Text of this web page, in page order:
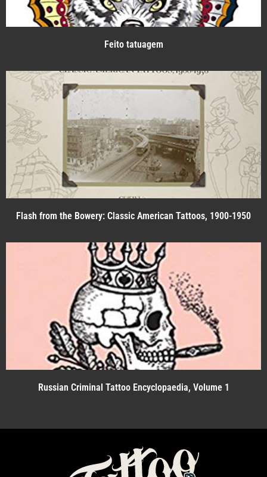
Feito tatuagem
Flash from the Bowery: Classic American Tattoos, 1900-1950
Russian Criminal Tattoo Encyclopaedia, Volume 1